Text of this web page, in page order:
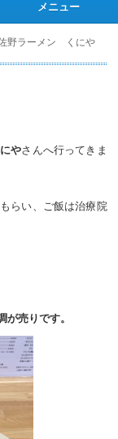
メニュー
野ラーメン くにや
やさんへ行ってきま
らい、ご飯は治療院
が売りです。